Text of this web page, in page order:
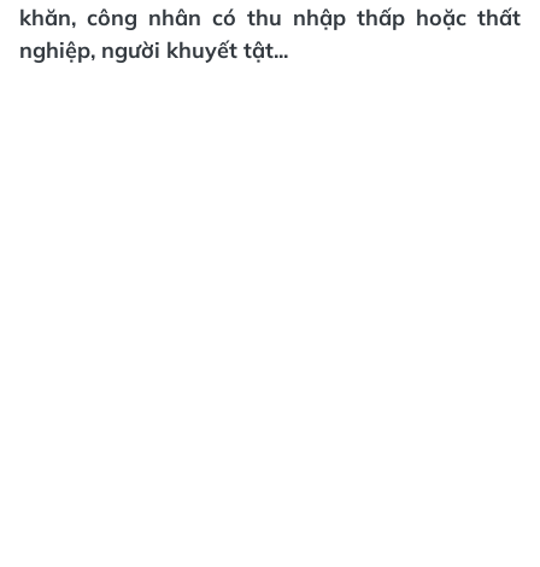
khăn, công nhân có thu nhập thấp hoặc thất
nghiệp, người khuyết tật...